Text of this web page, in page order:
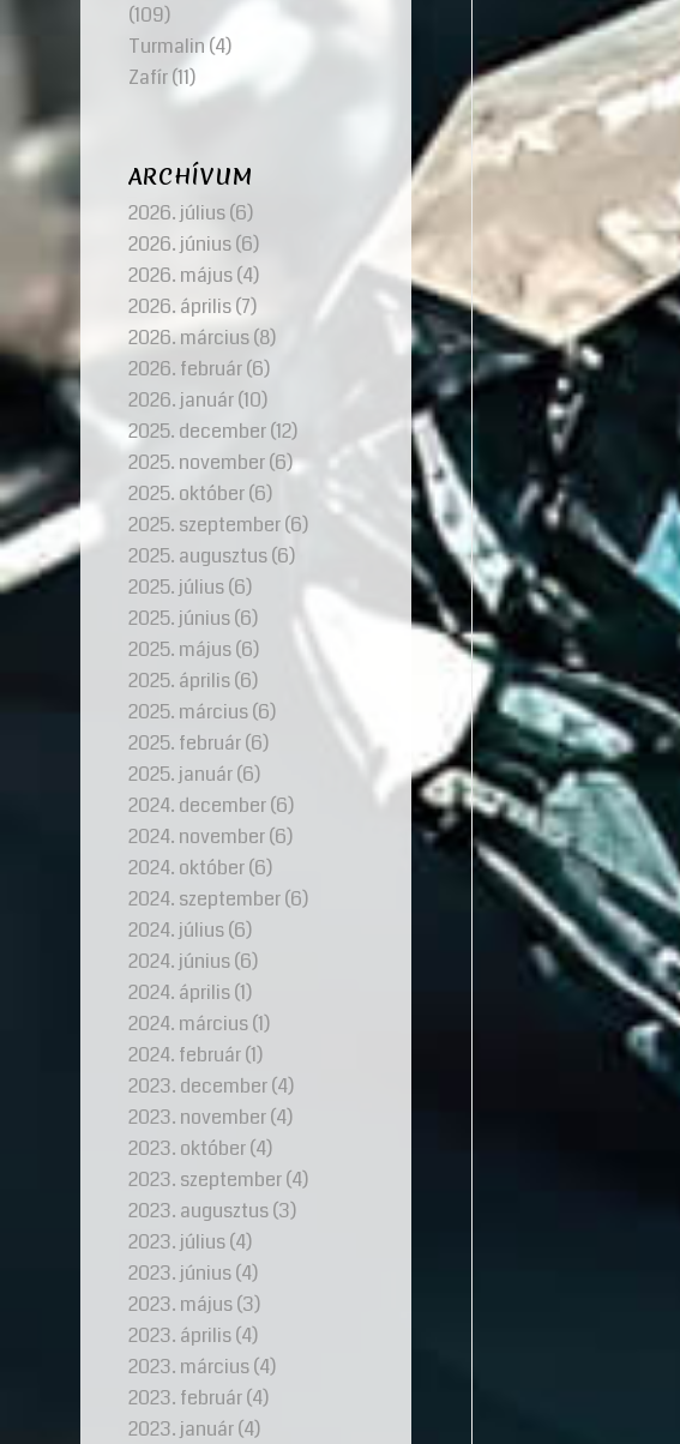
(109)
Turmalin (4)
Zafír(11)
ARCHÍVUM
2026. július(6)
2026. június(6)
2026. május(4)
2026. április(7)
2026. március(8)
2026. február(6)
2026. január(10)
2025. december(12)
2025. november(6)
2025. október(6)
2025. szeptember(6)
2025. augusztus(6)
2025. július(6)
2025. június(6)
2025. május(6)
2025. április(6)
2025. március(6)
2025. február(6)
2025. január(6)
2024. december(6)
2024. november(6)
2024. október(6)
2024. szeptember(6)
2024. július(6)
2024. június(6)
2024. április(1)
2024. március(1)
2024. február(1)
2023. december(4)
2023. november(4)
2023. október(4)
2023. szeptember(4)
2023. augusztus(3)
2023. július(4)
2023. június(4)
2023. május(3)
2023. április(4)
2023. március(4)
2023. február(4)
2023. január(4)